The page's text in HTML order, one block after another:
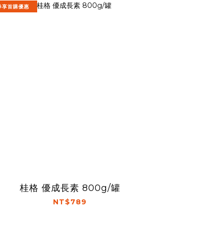
享首購優惠
桂格 優成長素 800g/罐
NT$789